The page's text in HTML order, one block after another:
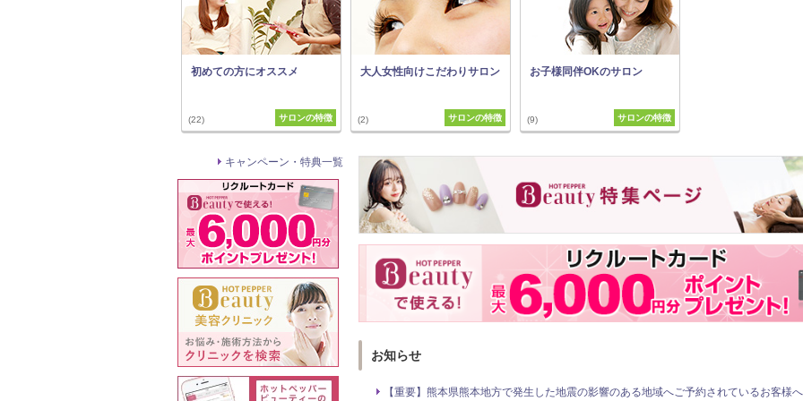
初めての方にオススメ
(22) サロンの特徴
大人女性向けこだわりサロン
(2) サロンの特徴
お子様同伴OKのサロン
(9) サロンの特徴
お知らせ
【重要】熊本県熊本地方で発生した地震の影響のある地域へご予約されているお客様
キャンペーン・特典一覧